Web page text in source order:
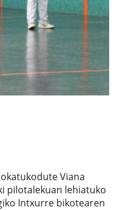
Viana
pilotalekuan lehiatuko
Intxurre bikotearen